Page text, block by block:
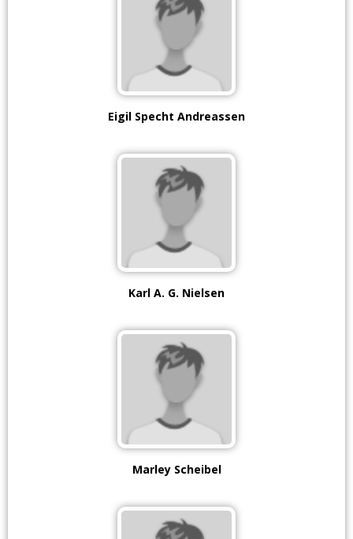
Eigil Specht Andreassen
Karl A. G. Nielsen
Marley Scheibel